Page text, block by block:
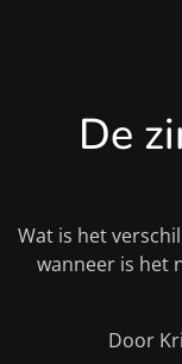
De
Wat is het
wanneer is het
Door